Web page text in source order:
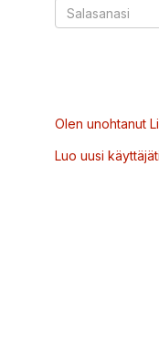
Olen unohtanut
Luo uusi